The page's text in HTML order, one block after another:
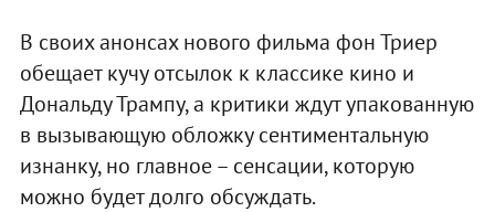
В своих анонсах нового фильма фон Триер
обещает кучу отсылок к классике кино и
Дональду Трампу, а критики ждут упакованную
в вызывающую обложку сентиментальную
изнанку, но главное – сенсации, которую
можно будет долго обсуждать.